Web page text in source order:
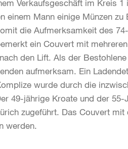
Verkaufsgeschäft im Kreis 1
einem Mann einige Münzen zu
die Aufmerksamkeit des
ein Couvert mit
den Lift. Als der
aufmerksam. Ein
wurde durch die
49-jährige Kroate und der 55-
zugeführt. Das Couvert mit
werden.